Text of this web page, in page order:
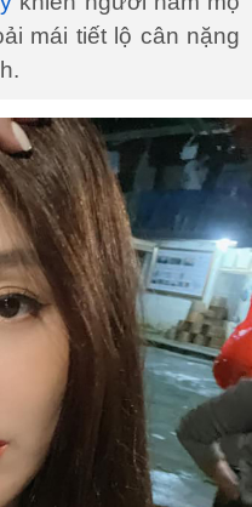
mái tiết lộ cân nặng